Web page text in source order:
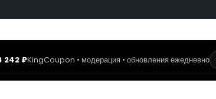
242 ₽KingCoupon • модерация • обновления ежедневно